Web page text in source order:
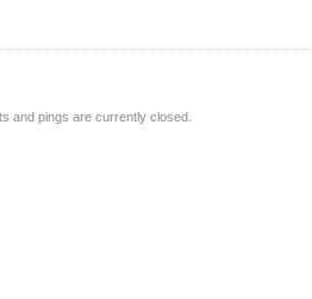
and pings are currently closed.